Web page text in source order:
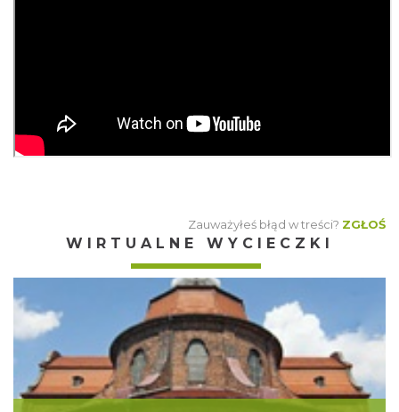
Zauważyłeś błąd w treści? ZGŁOŚ
WIRTUALNE WYCIECZKI